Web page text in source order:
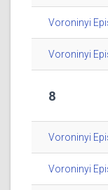
Voroninyi
Voroninyi
8
Voroninyi
Voroninyi